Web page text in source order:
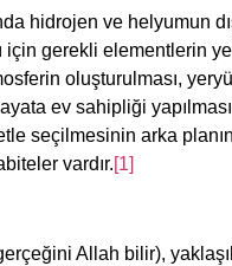
hidrojen ve helyumun
gerekli elementlerin
oluşturulması,
ev sahipliği
seçilmesinin arka
vardır.[1]
Allah bilir),